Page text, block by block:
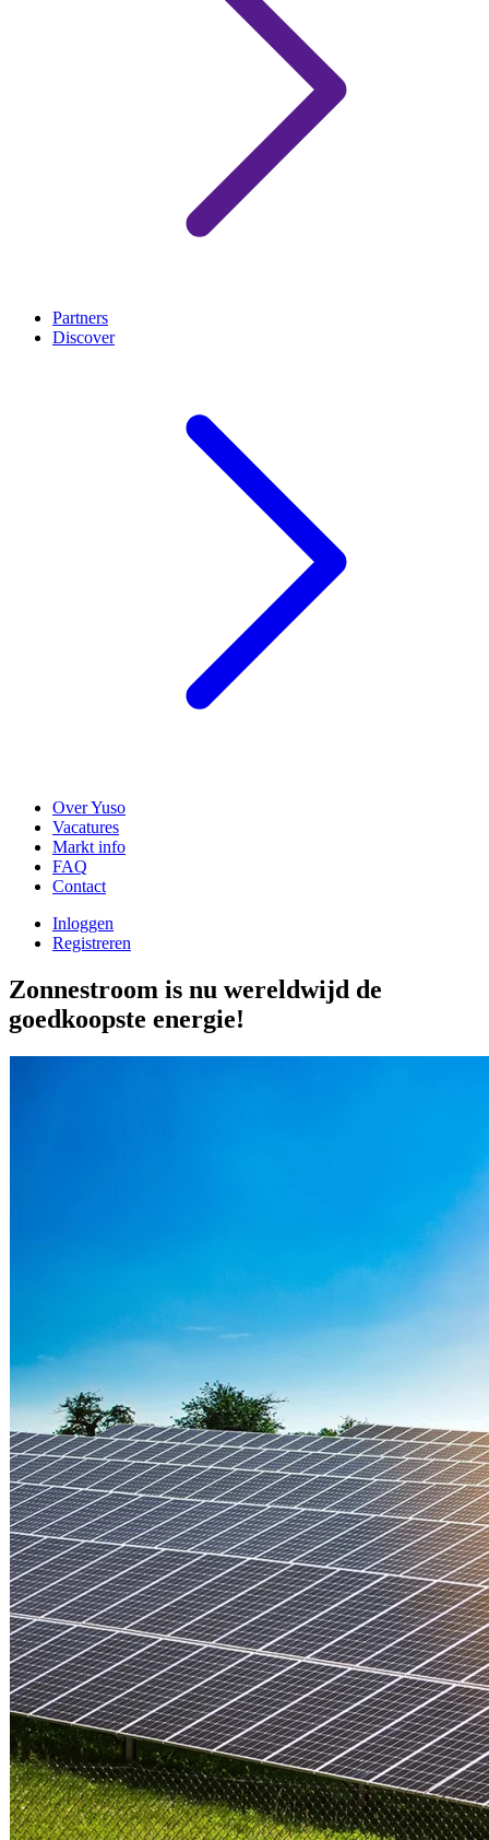
Partners
Discover
Over Yuso
Vacatures
Markt info
FAQ
Contact
Inloggen
Registreren
Zonnestroom is nu wereldwijd de
goedkoopste energie!